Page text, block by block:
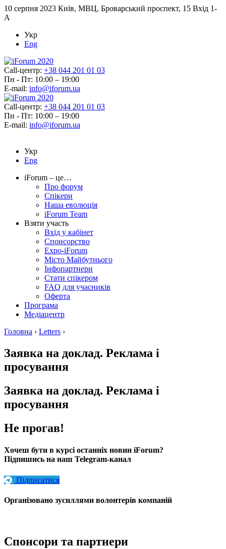
10 серпня 2023 Київ, МВЦ, Броварський проспект, 15 Вхід 1-
А
Укр
Eng
Call-центр: +38 044 201 01 03
Пн - Пт: 10:00 – 19:00
E-mail: info@iforum.ua
Call-центр: +38 044 201 01 03
Пн - Пт: 10:00 – 19:00
E-mail: info@iforum.ua
Укр
Eng
iForum – це…
Про форум
Спікери
Наша еволюція
iForum Team
Взяти участь
Вхід у кабінет
Спонсорство
Expo-iForum
Місто Майбутнього
Інфопартнери
Стати спікером
FAQ для учасників
Оферта
Програма
Медіацентр
Головна › Letters ›
Заявка на доклад. Реклама і
просування
Заявка на доклад. Реклама і
просування
Не прогав!
Хочеш бути в курсі останніх новин iForum?
Підпишись на наш Telegram-канал
Підписатися
Організовано зусиллями волонтерів компаній
Спонсори та партнери